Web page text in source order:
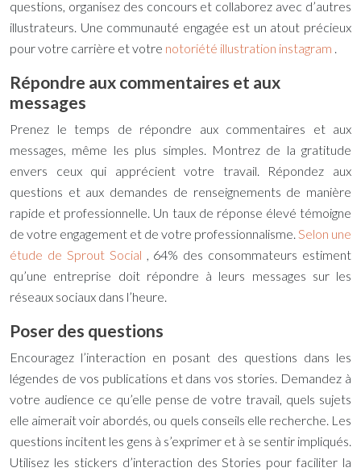
questions, organisez des concours et collaborez avec d’autres
illustrateurs. Une communauté engagée est un atout précieux
pour votre carrière et votre notoriété illustration instagram .
Répondre aux commentaires et aux
messages
Prenez le temps de répondre aux commentaires et aux
messages, même les plus simples. Montrez de la gratitude
envers ceux qui apprécient votre travail. Répondez aux
questions et aux demandes de renseignements de manière
rapide et professionnelle. Un taux de réponse élevé témoigne
de votre engagement et de votre professionnalisme. Selon une
étude de Sprout Social , 64% des consommateurs estiment
qu’une entreprise doit répondre à leurs messages sur les
réseaux sociaux dans l’heure.
Poser des questions
Encouragez l’interaction en posant des questions dans les
légendes de vos publications et dans vos stories. Demandez à
votre audience ce qu’elle pense de votre travail, quels sujets
elle aimerait voir abordés, ou quels conseils elle recherche. Les
questions incitent les gens à s’exprimer et à se sentir impliqués.
Utilisez les stickers d’interaction des Stories pour faciliter la